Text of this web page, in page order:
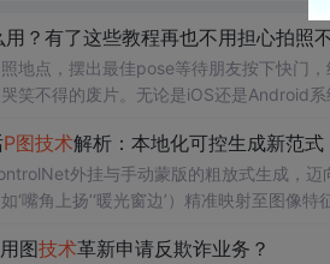
用？有了这些教程再也不用担心拍照
地点，摆出最佳pose等待朋友按下快门
笑不得的废片。无论是iOS还是Android
进行精确的调整，比如裁剪、调整色彩
P图技术解析：本地化可控生成新范式
外挂与手动蒙版的粗放式生成，
‘嘴角上扬’‘暖光窗边’）精准映射至图像
内容快速配图、设计智能辅助等真实工作
图技术革新申请反欺诈业务？